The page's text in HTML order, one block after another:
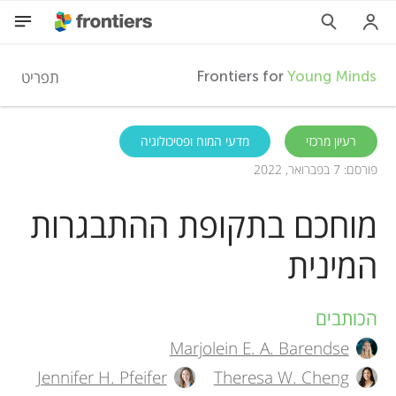
F
r
o
n
t
i
Frontiers forYoung Minds תפריט
השתתפות
רעיון מרכזי
מדעי המוח ופסיכולוגיה
פורסם: 7 בפברואר, 2022
מוחכם בתקופת ההתבגרות
המינית
A
u
הכותבים
Marjolein E. A. Barendse
Theresa W. Cheng
Jennifer H. Pfeifer